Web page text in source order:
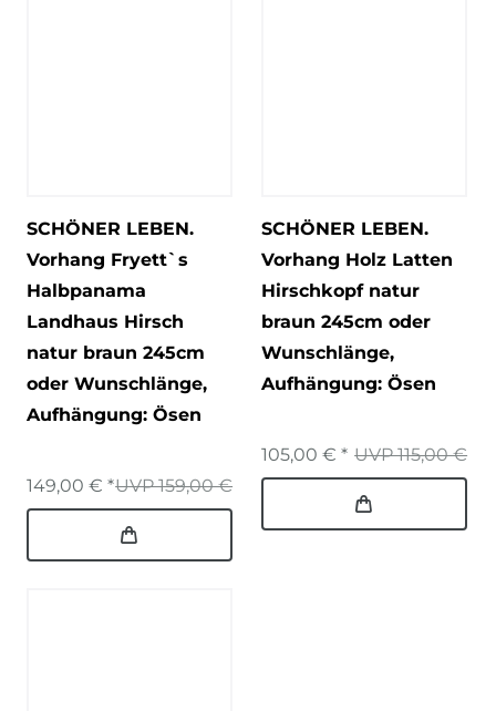
SCHÖNER LEBEN.
Vorhang Fryett`s
Halbpanama
Landhaus Hirsch
natur braun 245cm
oder Wunschlänge,
Aufhängung: Ösen
UVP 159,00 €
149,00 € *
SCHÖNER LEBEN.
Vorhang Holz Latten
Hirschkopf natur
braun 245cm oder
Wunschlänge,
Aufhängung: Ösen
UVP 115,00 €
105,00 € *